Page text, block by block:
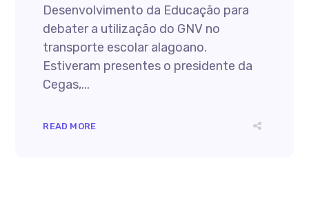
Desenvolvimento da Educação para
debater a utilização do GNV no
transporte escolar alagoano.
Estiveram presentes o presidente da
Cegas,...
READ MORE